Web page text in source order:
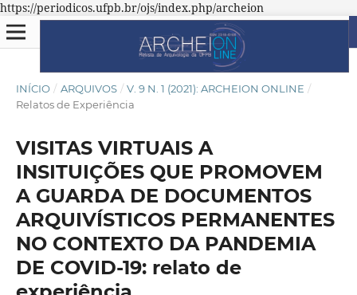
https://periodicos.ufpb.br/ojs/index.php/archeion
INÍCIO / ARQUIVOS / V. 9 N. 1 (2021): ARCHEION ONLINE /
Relatos de Experiência
VISITAS VIRTUAIS A
INSITUIÇÕES QUE PROMOVEM
A GUARDA DE DOCUMENTOS
ARQUIVÍSTICOS PERMANENTES
NO CONTEXTO DA PANDEMIA
DE COVID-19: relato de